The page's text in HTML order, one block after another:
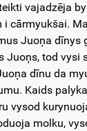
vajadzēja
i cārmyukšai.
Juoņa dīnys
Juoņs, tod vysi
dīnu da
Kaids
vysod
molku,